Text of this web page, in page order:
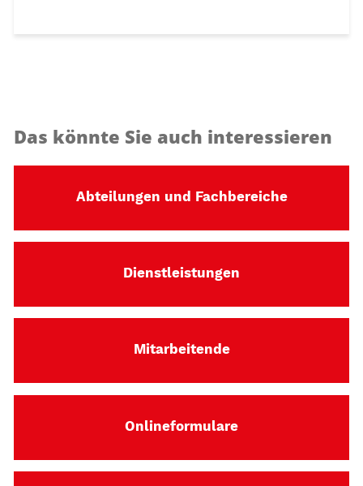
Das könnte Sie auch interessieren
Abteilungen und Fachbereiche
Dienstleistungen
Mitarbeitende
Onlineformulare